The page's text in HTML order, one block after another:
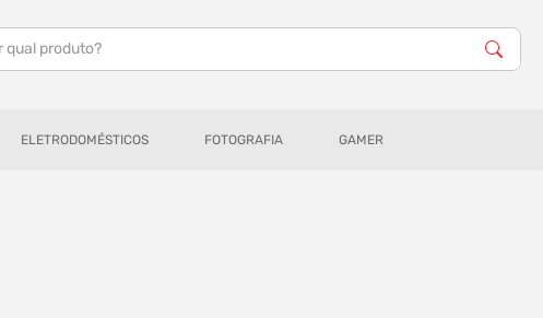
ELETRODOMÉSTICOS FOTOGRAFIA GAMER